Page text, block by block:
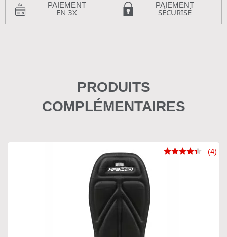
PAIEMENT
EN 3X
PAIEMENT
SÉCURISÉ
PRODUITS
COMPLÉMENTAIRES
(4)